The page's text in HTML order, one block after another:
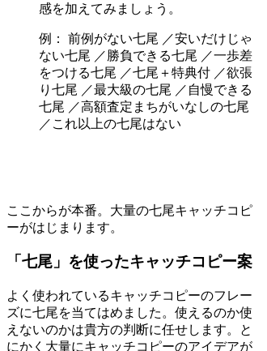
感を加えてみましょう。
例： 前例がない七尾 ／安いだけじゃ
ない七尾 ／勝負できる七尾 ／一歩差
をつける七尾 ／七尾＋特典付 ／欲張
り七尾 ／最大級の七尾 ／自慢できる
七尾 ／高額査定まちがいなしの七尾
／これ以上の七尾はない
ここからが本番。大量の七尾キャッチコピ
ーがはじまります。
「七尾」を使ったキャッチコピー案
よく使われているキャッチコピーのフレー
ズに七尾を当てはめました。使えるのか使
えないのかは貴方の判断に任せします。と
にかく大量にキャッチコピーのアイデアが